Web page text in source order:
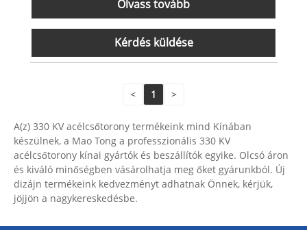
Olvass tovább
Kérdés küldése
< 1 >
A(z) 330 KV acélcsőtorony termékeink mind Kínában
készülnek, a Mao Tong a professzionális 330 KV
acélcsőtorony kínai gyártók és beszállítók egyike. Olcsó áron
és kiváló minőségben vásárolhatja meg őket gyárunkból. Új
dizájn termékeink kedvezményt adhatnak Önnek, kérjük,
jöjjön a nagykereskedésbe.